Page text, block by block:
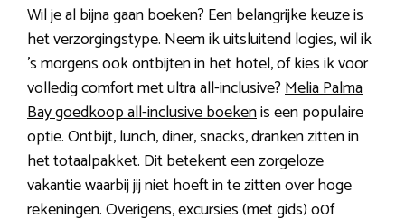
Wil je al bijna gaan boeken? Een belangrijke keuze is
het verzorgingstype. Neem ik uitsluitend logies, wil ik
’s morgens ook ontbijten in het hotel, of kies ik voor
volledig comfort met ultra all-inclusive?Melia Palma
Bay goedkoop all-inclusive boekenis een populaire
optie. Ontbijt, lunch, diner, snacks, dranken zitten in
het totaalpakket. Dit betekent een zorgeloze
vakantie waarbij jij niet hoeft in te zitten over hoge
rekeningen. Overigens, excursies (met gids) o0f